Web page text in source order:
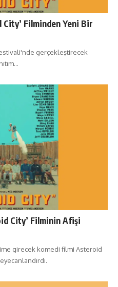
City’ Filminden Yeni Bir
gerçekleştirecek
City’ Filminin Afişi
girecek komedi filmi Asteroid